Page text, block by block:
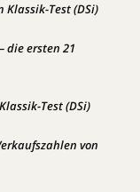
Klassik-Test (DSi)
die ersten 21
Test (DSi)
von